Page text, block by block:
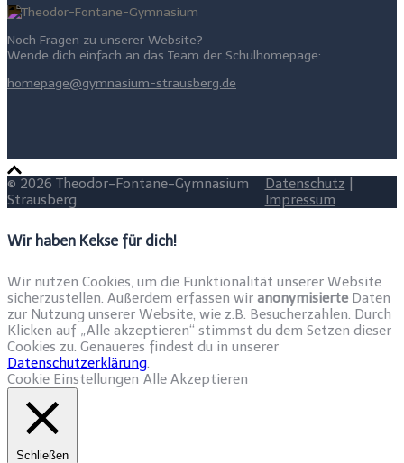
Noch Fragen zu unserer Website?
Wende dich einfach an das Team der Schulhomepage:
homepage@gymnasium-strausberg.de
© 2026 Theodor-Fontane-Gymnasium
Strausberg
Datenschutz
Impressum
Wir haben Kekse für dich!
Wir nutzen Cookies, um die Funktionalität unserer Website
sicherzustellen. Außerdem erfassen wir anonymisierteDaten
zur Nutzung unserer Website, wie z.B. Besucherzahlen. Durch
Klicken auf „Alle akzeptieren“ stimmst du dem Setzen dieser
Cookies zu. Genaueres findest du in unserer
Datenschutzerklärung.
Cookie Einstellungen Alle Akzeptieren
Schließen